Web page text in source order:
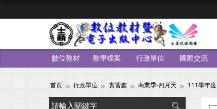
數位教材 教學檔案 行政單位 國際交流
首頁 行政單位 實習處 商業季-四月天 111學年度